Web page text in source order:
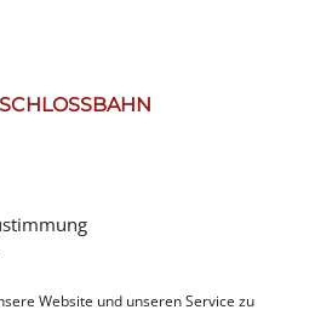
Website und unseren Service zu